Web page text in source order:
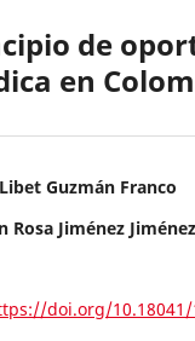
de
en
Guzmán Franco
Rosa Jiménez Jiménez
doi.org/